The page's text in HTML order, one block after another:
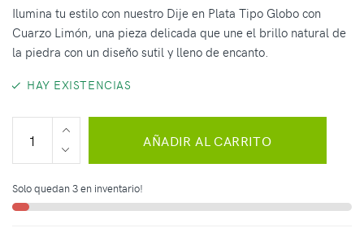
Ilumina tu estilo con nuestro Dije en Plata Tipo Globo con
Cuarzo Limón, una pieza delicada que une el brillo natural de
la piedra con un diseño sutil y lleno de encanto.
HAY EXISTENCIAS
AÑADIR AL CARRITO
Solo quedan 3 en inventario!